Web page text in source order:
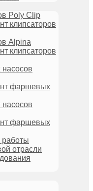
Poly Clip
клипсаторов
Alpina
клипсаторов
фаршевых
фаршевых
работы
отрасли